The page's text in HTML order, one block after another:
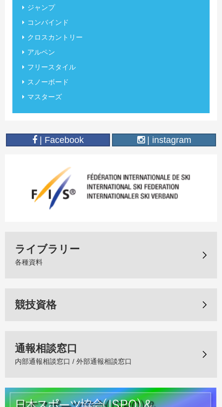
ジャンプ
コンバインド
クロスカントリー
アルペン
フリースタイル
スノーボード
マスターズ
| Facebook | instagram
ライブラリー
各種資料
競技資格
通報相談窓口
内部通報相談窓口 / 外部通報相談窓口